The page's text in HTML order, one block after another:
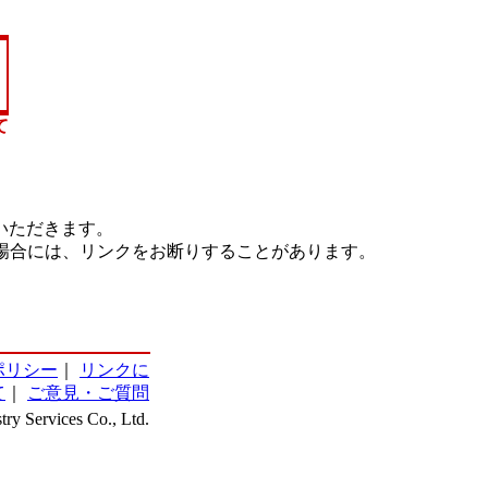
だきます。
には、リンクをお断りすることがあります。
リシー
リンクに
ご意見・ご質問
Services Co., Ltd.